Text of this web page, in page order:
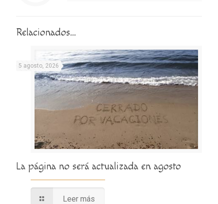
Relacionados...
5 agosto, 2026
La página no será actualizada en agosto
Leer más